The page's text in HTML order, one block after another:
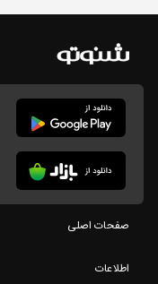
صفحات اصلی
اطلاعات